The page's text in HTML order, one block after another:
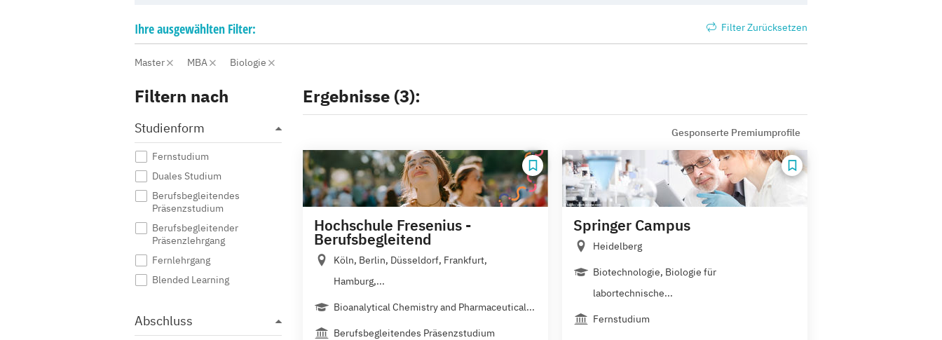
Ihreausgewählten Filter: Filter Zurücksetzen
Master MBA Biologie
Filtern nach
Studienform
Fernstudium
Duales Studium
Berufsbegleitendes
Präsenzstudium
Berufsbegleitender
Präsenzlehrgang
Fernlehrgang
Blended Learning
Abschluss
Ergebnisse (3):
Gesponserte Premiumprofile
Hochschule Fresenius -
Berufsbegleitend
Köln, Berlin, Düsseldorf, Frankfurt,
Hamburg,...
Bioanalytical Chemistry and Pharmaceutical...
Berufsbegleitendes Präsenzstudium
Springer Campus
Heidelberg
Biotechnologie, Biologie für
labortechnische...
Fernstudium